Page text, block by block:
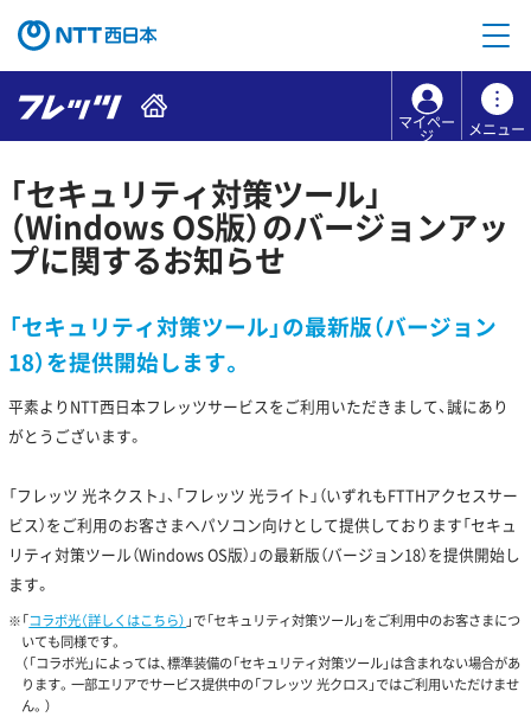
マイペー
ジ メニュー
「セキュリティ対策ツール」
（Windows OS版）のバージョンアッ
プに関するお知らせ
「セキュリティ対策ツール」の最新版（バージョン
18）を提供開始します。
平素よりNTT西日本フレッツサービスをご利用いただきまして、誠にあり
がとうございます。
「フレッツ 光ネクスト」、「フレッツ 光ライト」（いずれもFTTHアクセスサー
ビス）をご利用のお客さまへパソコン向けとして提供しております「セキュ
リティ対策ツール（Windows OS版）」の最新版（バージョン18）を提供開始し
ます。
「コラボ光（詳しくはこちら） 」で「セキュリティ対策ツール」をご利用中のお客さまにつ
いても同様です。
（「コラボ光」によっては、標準装備の「セキュリティ対策ツール」は含まれない場合があ
ります。一部エリアでサービス提供中の「フレッツ 光クロス」ではご利用いただけませ
ん。）